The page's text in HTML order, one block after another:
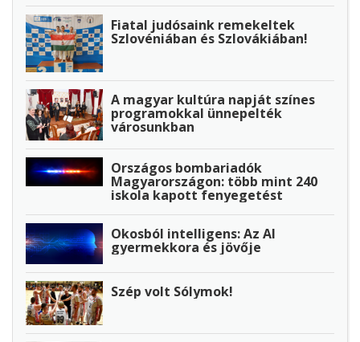
Fiatal judósaink remekeltek
Szlovéniában és Szlovákiában!
A magyar kultúra napját színes
programokkal ünnepelték
városunkban
Országos bombariadók
Magyarországon: több mint 240
iskola kapott fenyegetést
Okosból intelligens: Az AI
gyermekkora és jövője
Szép volt Sólymok!